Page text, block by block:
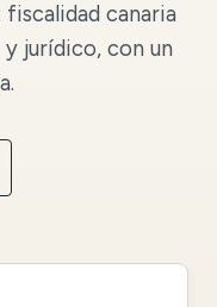
fiscalidad canaria
y jurídico, con un